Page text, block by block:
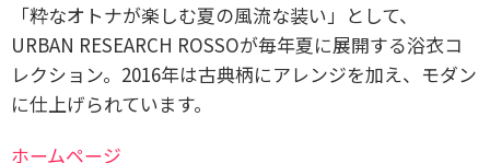
「粋なオトナが楽しむ夏の風流な装い」として、
URBAN RESEARCH ROSSOが毎年夏に展開する浴衣コ
レクション。2016年は古典柄にアレンジを加え、モダン
に仕上げられています。
ホームページ